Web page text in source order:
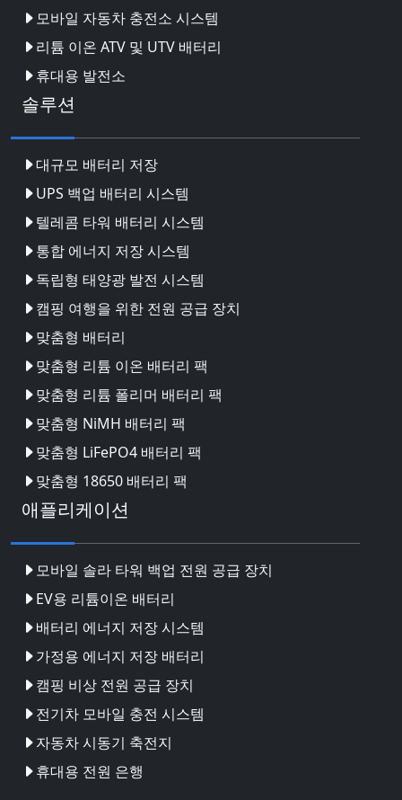
모바일 자동차 충전소 시스템
리튬 이온 ATV 및 UTV 배터리
휴대용 발전소
솔루션
대규모 배터리 저장
UPS 백업 배터리 시스템
텔레콤 타워 배터리 시스템
통합 에너지 저장 시스템
독립형 태양광 발전 시스템
캠핑 여행을 위한 전원 공급 장치
맞춤형 배터리
맞춤형 리튬 이온 배터리 팩
맞춤형 리튬 폴리머 배터리 팩
맞춤형 NiMH 배터리 팩
맞춤형 LiFePO4 배터리 팩
맞춤형 18650 배터리 팩
애플리케이션
모바일 솔라 타워 백업 전원 공급 장치
EV용 리튬이온 배터리
배터리 에너지 저장 시스템
가정용 에너지 저장 배터리
캠핑 비상 전원 공급 장치
전기차 모바일 충전 시스템
자동차 시동기 축전지
휴대용 전원 은행